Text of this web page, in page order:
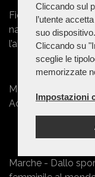
Cliccando sul
l’utente
suo dispositivo.
Cliccando su
sceglie le
memorizzate
Impostazioni
Fioritura di
navette Contram
l’altopiano
Marche - Estate
Acquatico Eldorado
Marche - Dallo